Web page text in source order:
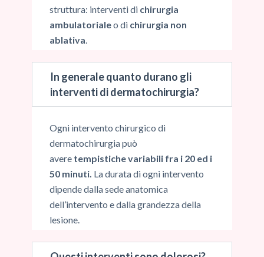
struttura: interventi di chirurgia
ambulatorialeo di chirurgia non
ablativa.
In generale quanto durano gli
interventi di dermatochirurgia?
Ogni intervento chirurgico di
dermatochirurgia può
avere tempistiche variabili fra i 20 ed i
50 minuti. La durata di ogni intervento
dipende dalla sede anatomica
dell’intervento e dalla grandezza della
lesione.